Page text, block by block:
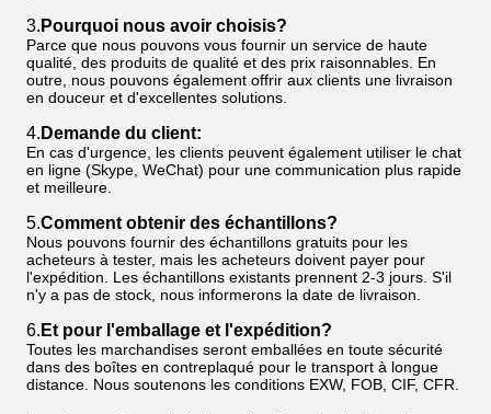
3. Pourquoi nous avoir choisis?
Parce que nous pouvons vous fournir un service de haute
qualité, des produits de qualité et des prix raisonnables. En
outre, nous pouvons également offrir aux clients une livraison
en douceur et d'excellentes solutions.
4. Demande du client:
En cas d'urgence, les clients peuvent également utiliser le chat
en ligne (Skype, WeChat) pour une communication plus rapide
et meilleure.
5.Comment obtenir des échantillons?
Nous pouvons fournir des échantillons gratuits pour les
acheteurs à tester, mais les acheteurs doivent payer pour
l'expédition. Les échantillons existants prennent 2-3 jours. S'il
n'y a pas de stock, nous informerons la date de livraison.
6. Et pour l'emballage et l'expédition?
Toutes les marchandises seront emballées en toute sécurité
dans des boîtes en contreplaqué pour le transport à longue
distance. Nous soutenons les conditions EXW, FOB, CIF, CFR.